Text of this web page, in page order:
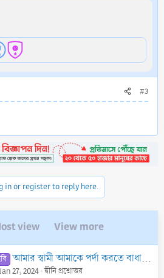
#3
in or register to reply here.
view View more
আমার স্বামী আমাকে পর্দা করতে বাধা দেয়, এমতাবস্থায় আমার করণীয় কী?
27, 2024 দ্বীনি প্রশ্নোত্তর